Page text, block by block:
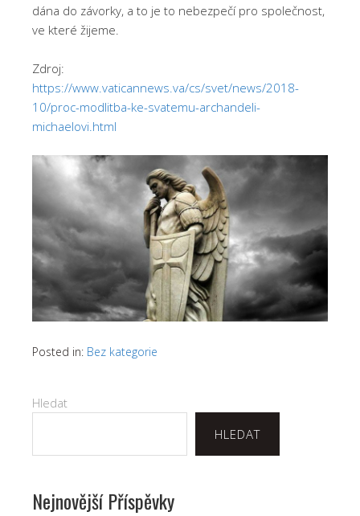
dána do závorky, a to je to nebezpečí pro společnost,
ve které žijeme.
Zdroj:
https://www.vaticannews.va/cs/svet/news/2018-
10/proc-modlitba-ke-svatemu-archandeli-
michaelovi.html
Posted in: Bez kategorie
Hledat
HLEDAT
Nejnovější Příspěvky